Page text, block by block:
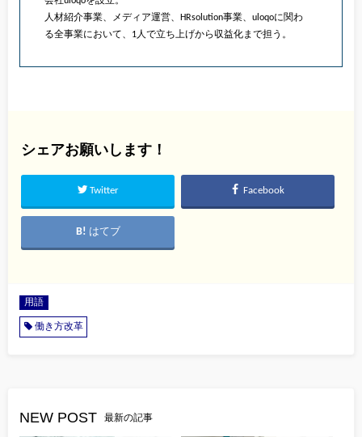
人材紹介事業、メディア運営、HRsolution事業、uloqoに関わ
る全事業において、1人で立ち上げから収益化まで担う。
シェアお願いします！
Twitter Facebook
はてブ
用語
働き方改革
NEW POST 最新の記事